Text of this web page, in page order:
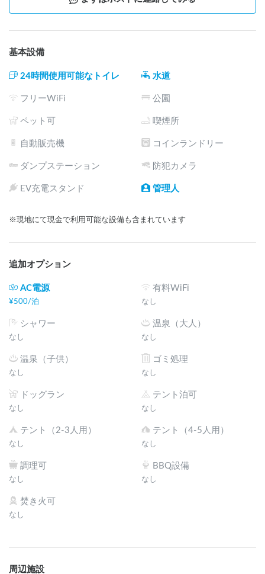
サイクリストの方や八ヶ岳登山のベースキャンプにもご利用
ください！
※只今併設する施設ではMotel作りをしています。
It is possible to stay in the car at a small campsite limited to
Nagano Prefecture. In front of you is the Jinchokan Moriya
Museum, where you can learn about the history of Suwa Taisha
3 minutes by car to Miyanoyu Onsen. Suwa Taisha is a 15-
There is a promenade in the surrounding area, so it is a
recommended place for nature walks.
基本設備
24時間使用可能なトイレ 水道
フリーWiFi 公園
ペット可 喫煙所
自動販売機 コインランドリー
ダンプステーション 防犯カメラ
EV充電スタンド 管理人
※現地にて現金で利用可能な設備も含まれています
追加オプション
AC電源
¥500/泊
有料WiFi
なし
シャワー
なし
温泉（大人）
なし
温泉（子供）
なし
ゴミ処理
なし
ドッグラン
なし
テント泊可
なし
テント（2-3人用）
なし
テント（4-5人用）
なし
調理可
なし
BBQ設備
なし
焚き火可
なし
周辺施設